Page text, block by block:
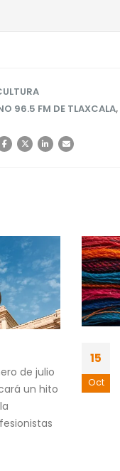
96.5 FM DE TLAXCALA,
de julio
un hito
15
Oct